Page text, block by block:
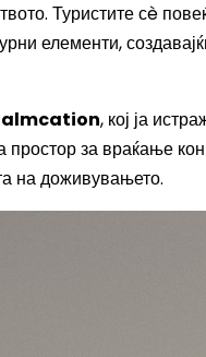
Туристите сè
елементи,
, кој ја
простор за враќање
на доживувањето.